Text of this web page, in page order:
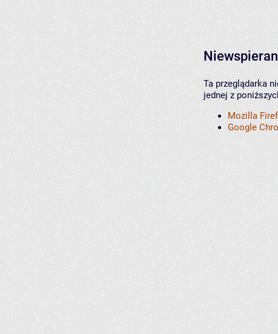
Ta przeglądarka
jednej z
Mozilla
Google